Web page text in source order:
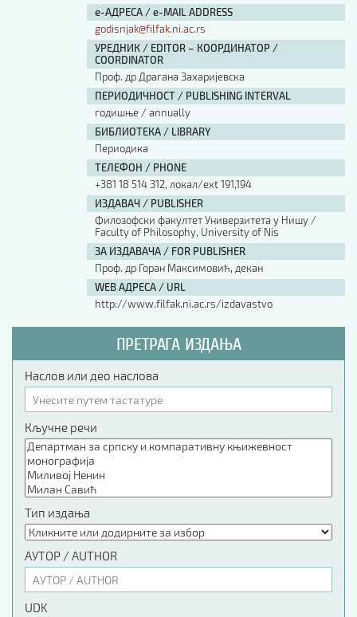
е-АДРЕСА / e-MAIL ADDRESS
godisnjak@filfak.ni.ac.rs
УРЕДНИК / EDITOR – КООРДИНАТОР /
COORDINATOR
Проф. др Драгана Захаријевска
ПЕРИОДИЧНОСТ / PUBLISHING INTERVAL
годишње / annually
БИБЛИОТЕКА / LIBRARY
Периодика
ТЕЛЕФОН / PHONE
+381 18 514 312, локал/ext 191,194
ИЗДАВАЧ / PUBLISHER
Филозофски факултет Универзитета у Нишу /
Faculty of Philosophy, University of Nis
ЗА ИЗДАВАЧА / FOR PUBLISHER
Проф. др Горан Максимовић, декан
WEB АДРЕСА / URL
http://www.filfak.ni.ac.rs/izdavastvo
ПРЕТРАГА ИЗДАЊА
Наслов или део наслова
Кључне речи
Тип издања
АУТОР / AUTHOR
UDK